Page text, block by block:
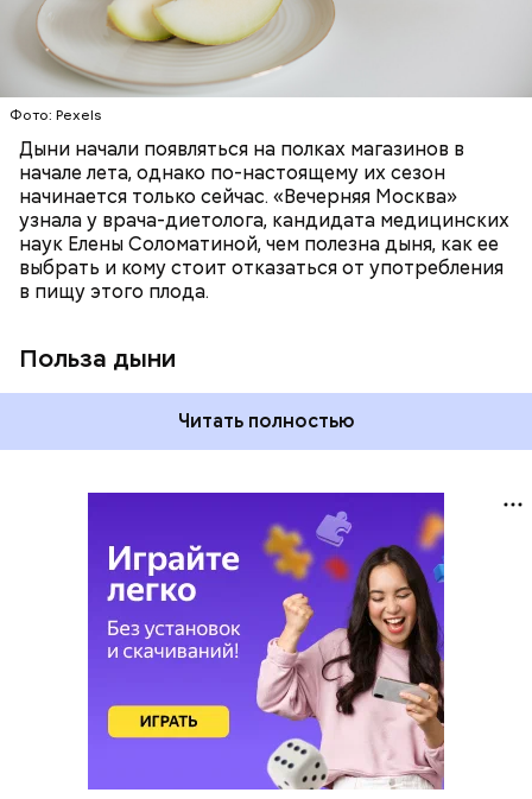
Фото: Pexels
Дыни начали появляться на полках магазинов в
начале лета, однако по-настоящему их сезон
начинается только сейчас. «Вечерняя Москва»
узнала у врача-диетолога, кандидата медицинских
наук Елены Соломатиной, чем полезна дыня, как ее
выбрать и кому стоит отказаться от употребления
в пищу этого плода.
Польза дыни
лютеин и зеаксантин — эти каротиноиды
отлично поддерживают наше зрение;
калий — оказывает мочегонное действие,
поддерживает сердечно-сосудистую
систему и предотвращает скачки давления;
магний — помогает калию и не дает сосудам
спазмироваться.
Читать полностью